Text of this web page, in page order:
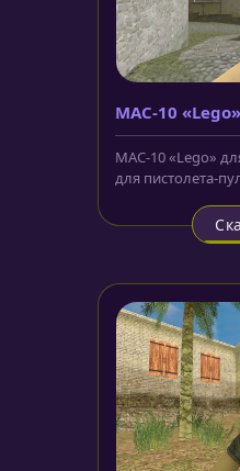
MAC-10 «Lego»
MAC-10 «Lego»
для пистолета-